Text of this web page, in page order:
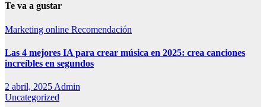
Te va a gustar
Marketing online Recomendación
Las 4 mejores IA para crear música en 2025: crea canciones
increíbles en segundos
2 abril, 2025 Admin
Uncategorized